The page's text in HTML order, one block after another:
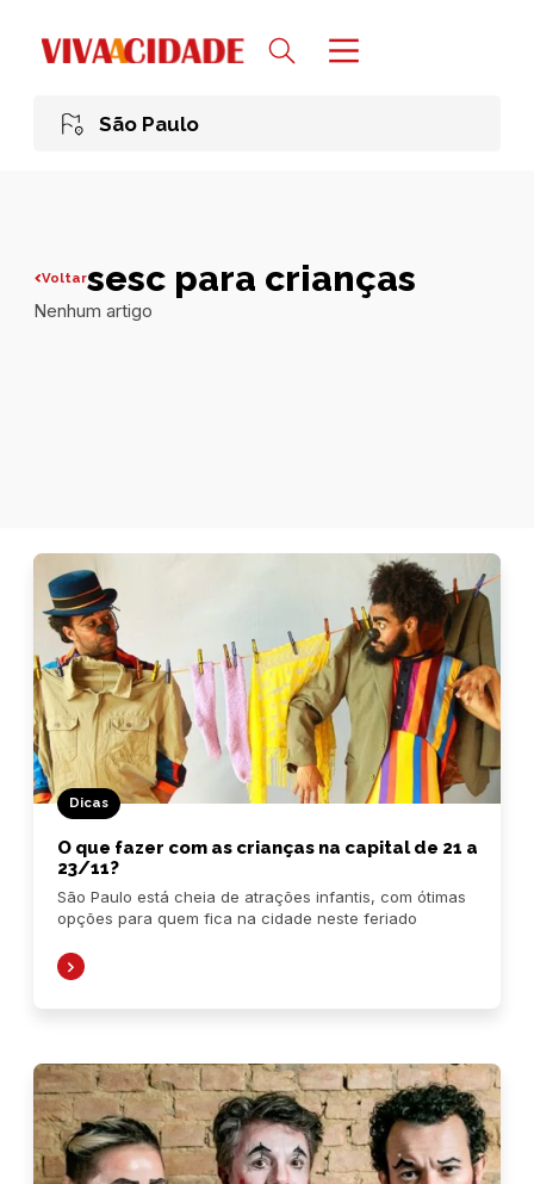
São Paulo
Voltarsesc para crianças
Nenhum artigo
Dicas
O que fazer com as crianças na capital de 21 a
23/11?
São Paulo está cheia de atrações infantis, com ótimas
opções para quem fica na cidade neste feriado